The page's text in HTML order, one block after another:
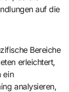
auf die
Bereiche
erleichtert,
ein
analysieren,